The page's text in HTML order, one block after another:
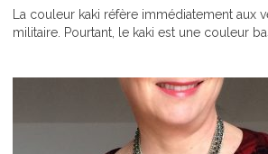
La couleur kaki réfère immédiatement aux
militaire. Pourtant, le kaki est une couleur